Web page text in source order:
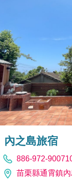
內之島旅宿
886-972-
苗栗縣通霄鎮